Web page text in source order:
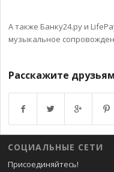
А также Банку24.ру и
музыкальное
Расскажите друзьям
Возврат к списку
СОЦИАЛЬНЫЕ СЕТИ
Присоединяйтесь!